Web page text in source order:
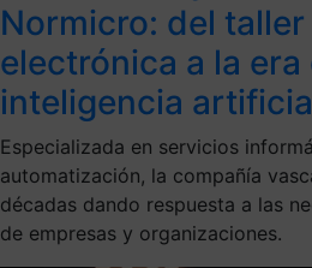
Normicro: del
electrónica a la era
inteligencia
Especializada en servicios
automatización, la compañía
décadas dando respuesta a las
de empresas y organizaciones.